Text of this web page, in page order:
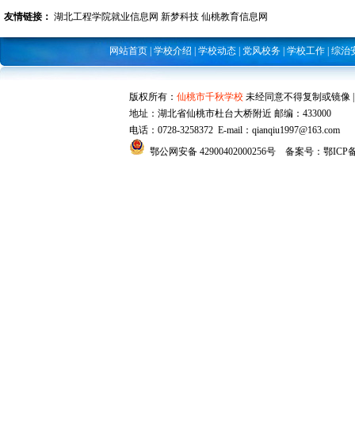
友情链接： 湖北工程学院就业信息网 新梦科技 仙桃教育信息网
网站首页| 学校介绍 学校动态| 党风校务| 学校工作| 综治
版权所有： 仙桃市千秋学校 未经同意不得复制或镜像
地址：湖北省仙桃市杜台大桥附近 邮编：433000
电话：0728-3258372 E-mail： qianqiu1997@163.com
鄂公网安备 42900402000256号 备案号：鄂ICP